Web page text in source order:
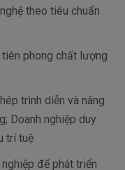
theo tiêu chuẩn
tiên phong chất lượng
trình diễn và nâng
Doanh nghiệp duy
trí tuệ
để phát triển